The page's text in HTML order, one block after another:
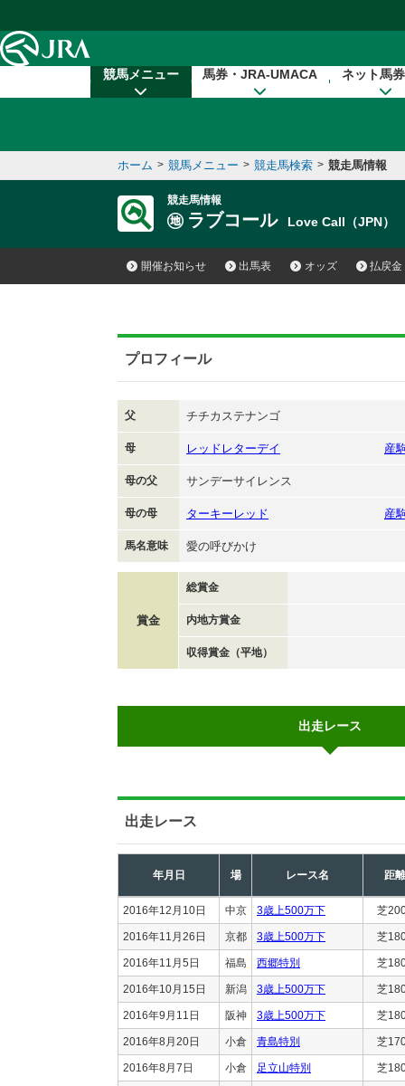
競馬メニュー 馬券・JRA-UMACA ネット馬
ホーム > 競馬メニュー > 競走馬検索 > 競走馬情報
競走馬情報
ラブコール Love Call（JPN）
開催お知らせ 出馬表 オッズ 払戻金
プロフィール
父 チチカステナンゴ
母 レッドレターデイ 産
母の父 サンデーサイレンス
母の母 ターキーレッド 産
馬名意味 愛の呼びかけ
賞金
総賞金
内地方賞金
収得賞金（平地）
出走レース
出走レース
年月日 場 レース名 距離
2016年12月10日 中京 3歳上500万下 芝
2016年11月26日 京都 3歳上500万下 芝
2016年11月5日 福島 西郷特別 芝
2016年10月15日 新潟 3歳上500万下 芝
2016年9月11日 阪神 3歳上500万下 芝
2016年8月20日 小倉 青島特別 芝
2016年8月7日 小倉 足立山特別 芝